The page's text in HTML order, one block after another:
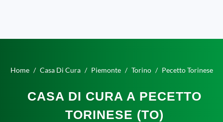
Home Casa Di Cura Piemonte Torino Pecetto Torinese
CASA DI CURA A PECETTO
TORINESE (TO)